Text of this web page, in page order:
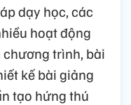
dạy học, các
hoạt động
trình, bài
kế bài giảng
tạo hứng thú